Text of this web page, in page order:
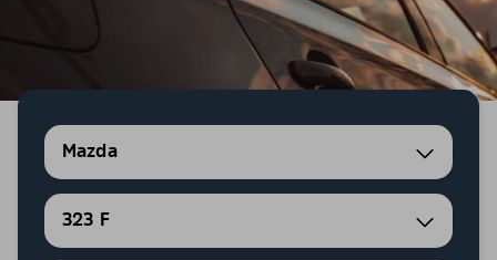
Mazda
323 F